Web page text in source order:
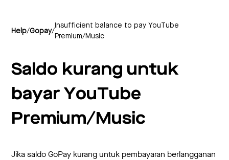
Help/Gopay/
Insufficient balance to pay YouTube
Premium/Music
Saldo kurang untuk
bayar YouTube
Premium/Music
Jika saldo GoPay kurang untuk pembayaran berlangganan